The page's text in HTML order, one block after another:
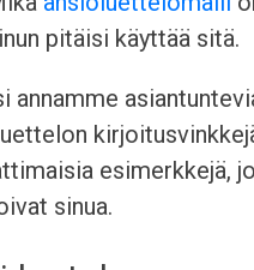
pitäisi käyttää sitä.
annamme
esimerkkejä,
sinua.